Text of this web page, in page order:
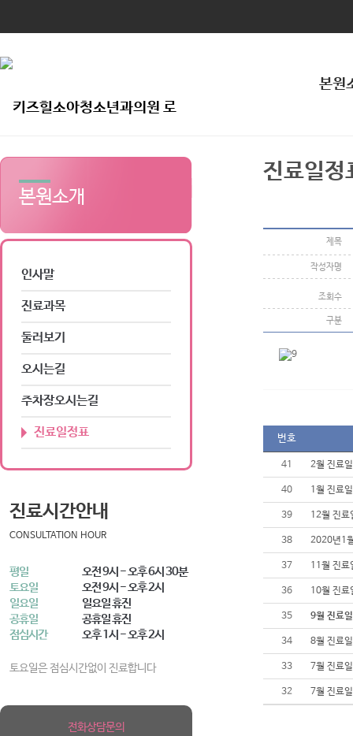
본원
본원소개
인사말
진료과목
둘러보기
오시는길
주차장오시는길
진료일정표
진료시간안내
CONSULTATION HOUR
평일
오전 9시 - 오후 6시 30분
토요일
오전 9시 - 오후 2시
일요일
일요일 휴진
공휴일
공휴일 휴진
점심시간
오후 1시 - 오후 2시
토요일은 점심시간없이 진료합니다
전화상담문의
진료일정
제목
작성자명
조회수
구분
번호
41 2월 진료
40 1월 진료
39 12월 진료
38 2020년1
37 11월 진료
36 10월 진료
35 9월 진료
34 8월 진료
33 7월 진료
32 7월 진료